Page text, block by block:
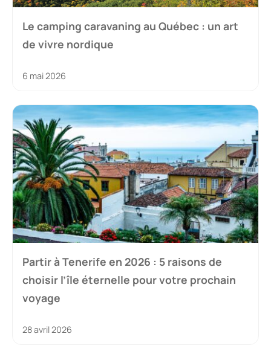
Le camping caravaning au Québec : un art
de vivre nordique
6 mai 2026
Partir à Tenerife en 2026 : 5 raisons de
choisir l’île éternelle pour votre prochain
voyage
28 avril 2026